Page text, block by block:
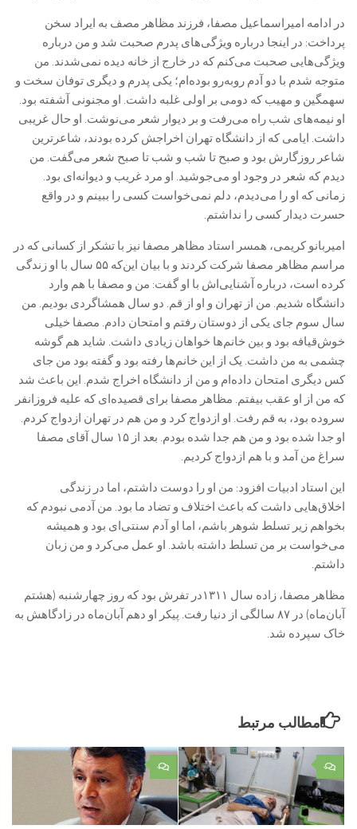
در ادامه امیراسماعیل مصفا، فرزند مظاهر مصف به ایراد سخن
پرداخت: در اینجا درباره ویژگی‌های پدرم صحبت شد و من درباره
ویژگی‌هایی صحبت می‌کنم که در خارج از خانه دیده نمی‌شدند. من
متوجه شدم با دو آدم روبه‌رو بوده‌ام؛ یکی پدرم و دیگری توفان سخت و
سهمگین و مهیب که دومی بر اولی غلبه داشت. او مجنونی آشفته بود.
او نیمه‌های شب راه می‌رفت و بر دیوار شعر می‌نوشت. او حال غریبی
داشت. ایامی که از دانشگاه تهران اخراجش کرده بودند، شاعرترین
شاعر روزگارش بود و صبح تا شب و شب تا صبح شعر می‌گفت. من
دیدم که شعر در وجود او می‌جوشید. او مرد غریب و دیوانه‌ای بود.
زمانی که او را می‌دیدم، دلم نمی‌خواست کسی را ببینم و در واقع
حسرت دیدار کسی را نداشتم.
امیربانو کریمی، همسر استاد مظاهر مصفا نیز با تشکر از کسانی که در
مراسم مظاهر مصفا شرکت کردند و با بیان این‌که ۵۵ سال با او زندگی
کرده است، درباره آشنایی‌اش با او گفت: من و مصفا با هم وارد
دانشگاه شدیم. من از تهران و او از قم. دو سال همشاگردی بودیم. من
سال سوم جای یکی از دوستان رفتم و امتحان دادم. مصفا خیلی
خوش‌قیافه بود و بین خانم‌ها خواهان زیادی داشت. شاید هم گوشه
چشمی به من داشت. یک از این خانم‌ها رفته بود و گفته بود من جای
کس دیگری امتحان داده‌ام و من از دانشگاه اخراج شدم. این باعث شد
که من از او عقب بیفتم. مظاهر مصفا برای قصیده‌ای که علیه فروزانفر
سروده بود، به قم رفت. او ازدواج کرد و من هم در تهران ازدواج کردم.
او جدا شده بود و من هم جدا شده بودم. بعد از ۱۵ سال آقای مصفا
سراغ من آمد و با هم ازدواج کردیم.
این استاد ادبیات افزود: من او را دوست داشتم، اما در زندگی
اخلاق‌هایی داشت که باعث اختلاف و تضاد ما بود. من آدمی نبودم که
بخواهم زیر تسلط شوهر باشم، اما او آدم سنتی‌ای بود و همیشه
می‌خواست بر من تسلط داشته باشد. او عمل می‌کرد و من زبان
داشتم.
مظاهر مصفا، زاده سال ۱۳۱۱در تفرش بود که روز چهارشنبه (هشتم
آبان‌ماه) در ۸۷ سالگی از دنیا رفت. پیکر او دهم آبان‌ماه در زادگاهش به
خاک سپرده شد.
مطالب مرتبط
۰ ۰